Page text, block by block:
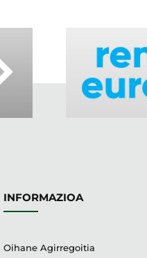
INFORMAZIOA
Oihane Agirregoitia